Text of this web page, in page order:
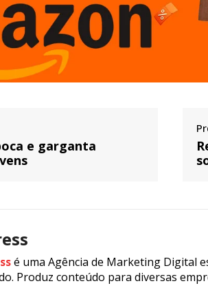
e garganta
é uma Agência de Marketing Digital
Produz conteúdo para diversas